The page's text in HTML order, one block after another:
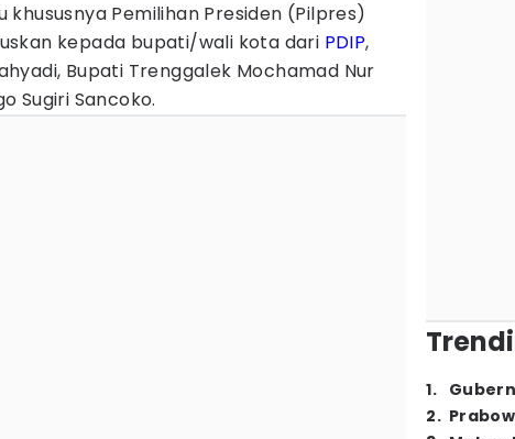
khususnya Pemilihan Presiden (Pilpres)
kepada bupati/wali kota dari PDIP,
Bupati Trenggalek Mochamad Nur
Sugiri Sancoko.
1.
2.